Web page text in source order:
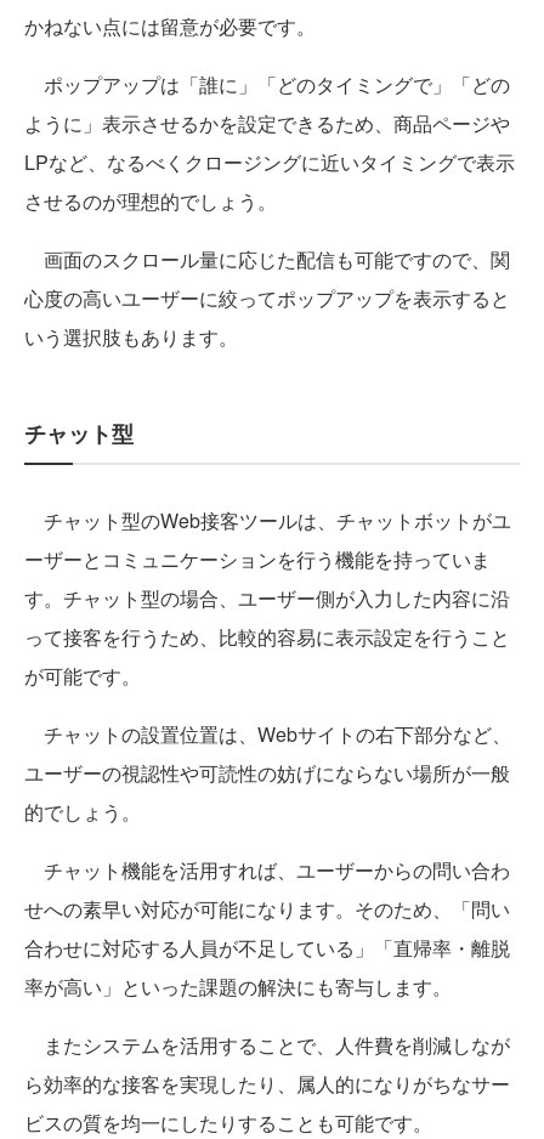
かねない点には留意が必要です。
ポップアップは「誰に」「どのタイミングで」「どの
ように」表示させるかを設定できるため、商品ページや
LPなど、なるべくクロージングに近いタイミングで表示
させるのが理想的でしょう。
画面のスクロール量に応じた配信も可能ですので、関
心度の高いユーザーに絞ってポップアップを表示すると
いう選択肢もあります。
チャット型
チャット型のWeb接客ツールは、チャットボットがユ
ーザーとコミュニケーションを行う機能を持っていま
す。チャット型の場合、ユーザー側が入力した内容に沿
って接客を行うため、比較的容易に表示設定を行うこと
が可能です。
チャットの設置位置は、Webサイトの右下部分など、
ユーザーの視認性や可読性の妨げにならない場所が一般
的でしょう。
チャット機能を活用すれば、ユーザーからの問い合わ
せへの素早い対応が可能になります。そのため、「問い
合わせに対応する人員が不足している」「直帰率・離脱
率が高い」といった課題の解決にも寄与します。
またシステムを活用することで、人件費を削減しなが
ら効率的な接客を実現したり、属人的になりがちなサー
ビスの質を均一にしたりすることも可能です。